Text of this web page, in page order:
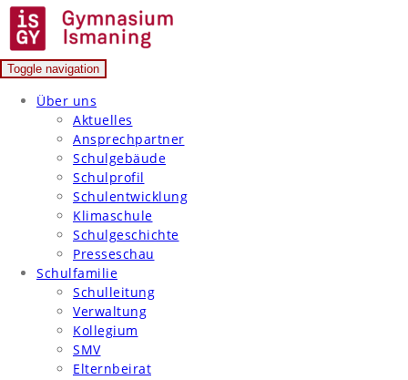
Skip
content
Gymnasium Ismaning
Toggle navigation
Über uns
Aktuelles
Ansprechpartner
Schulgebäude
Schulprofil
Schulentwicklung
Klimaschule
Schulgeschichte
Presseschau
Schulfamilie
Schulleitung
Verwaltung
Kollegium
SMV
Elternbeirat